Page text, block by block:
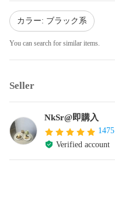
カラー: ブラック系
You can search for similar items.
Seller
NkSr@即購入
1475
Verified account